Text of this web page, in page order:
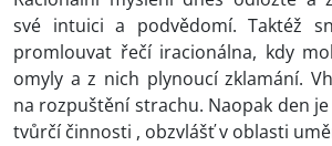
své intuici a podvědomí. Taktéž
promlouvat řečí iracionálna, kdy
omyly a z nich plynoucí zklamání.
na rozpuštění strachu. Naopak den
tvůrčí činnosti , obzvlášť v oblasti